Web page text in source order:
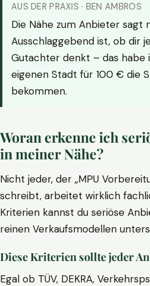
AUS DER PRAXIS · BEN AMBROS
Die Nähe zum Anbieter sagt
Ausschlaggebend ist, ob dir
Gutachter denkt – das habe
eigenen Stadt für 100 € die
bekommen.
Woran erkenne ich
in meiner Nähe?
Nicht jeder, der „MPU
schreibt, arbeitet wirklich
Kriterien kannst du seriöse
reinen Verkaufsmodellen
Diese Kriterien sollte jeder
Egal ob TÜV, DEKRA,